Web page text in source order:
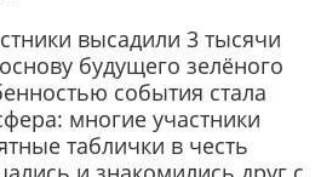
высадили 3 тысячи
будущего зелёного
события стала
многие участники
таблички в честь